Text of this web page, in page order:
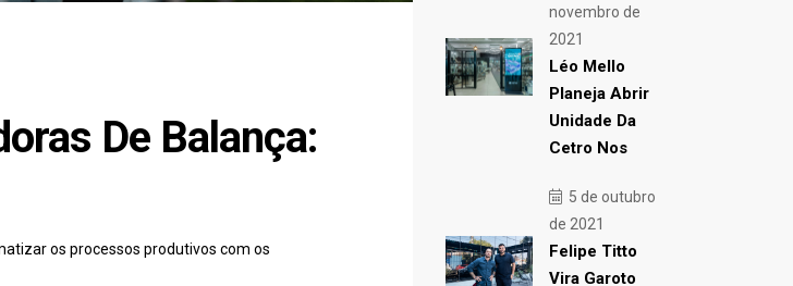
De Balança:
os processos produtivos com os
novembro de
2021
Léo Mello
Planeja Abrir
Unidade Da
Cetro Nos
5 de outubro
de 2021
Felipe Titto
Vira Garoto